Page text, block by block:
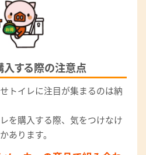
入する際の注意点
トイレに注目が集まるのは納
を購入する際、気をつけなけ
あります。